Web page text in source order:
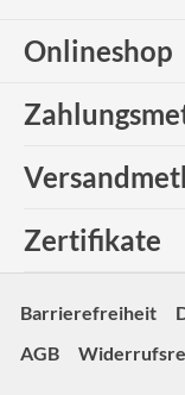
Onlineshop
Zertifikate
Barrierefreiheit
AGB